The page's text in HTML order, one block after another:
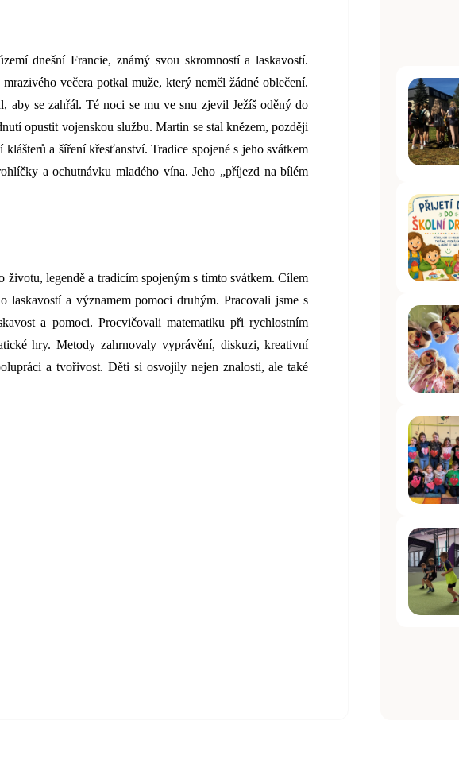
dnešní Francie, známý svou skromností a laskavostí.
večera potkal muže, který neměl žádné oblečení.
se zahřál. Té noci se mu ve snu zjevil Ježíš oděný do
opustit vojenskou službu.Martin se stal knězem, později
a šíření křesťanství. Tradice spojené s jeho svátkem
a ochutnávku mladého vína. Jeho „příjezd na bílém
životu, legendě a tradicím spojeným s tímto svátkem. Cílem
a významem pomoci druhým. Pracovali jsme s
a pomoci. Procvičovali matematiku při rychlostním
hry. Metody zahrnovaly vyprávění, diskuzi, kreativní
a tvořivost. Děti si osvojily nejen znalosti, ale také